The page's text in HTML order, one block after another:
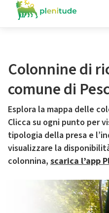
Colonnine di
comune di
Esplora la mappa delle
Clicca su ogni punto per
tipologia della presa e
visualizzare la
colonnina, scarica l’app